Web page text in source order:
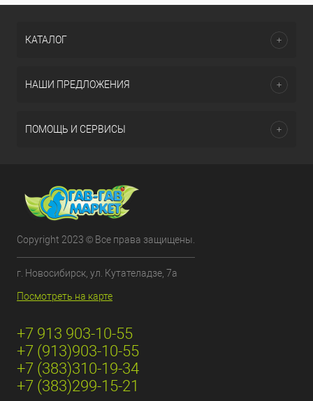
КАТАЛОГ
НАШИ ПРЕДЛОЖЕНИЯ
ПОМОЩЬ И СЕРВИСЫ
Copyright 2023 © Все права защищены.
г. Новосибирск, ул. Кутателадзе, 7а
Посмотреть на карте
+7 913 903-10-55
+7 (913)903-10-55
+7 (383)310-19-34
+7 (383)299-15-21